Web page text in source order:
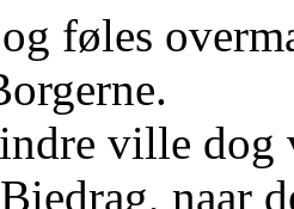
føles
ville
naar